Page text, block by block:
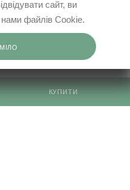
КУПИТИ
сайт, ви
файлів Cookie.